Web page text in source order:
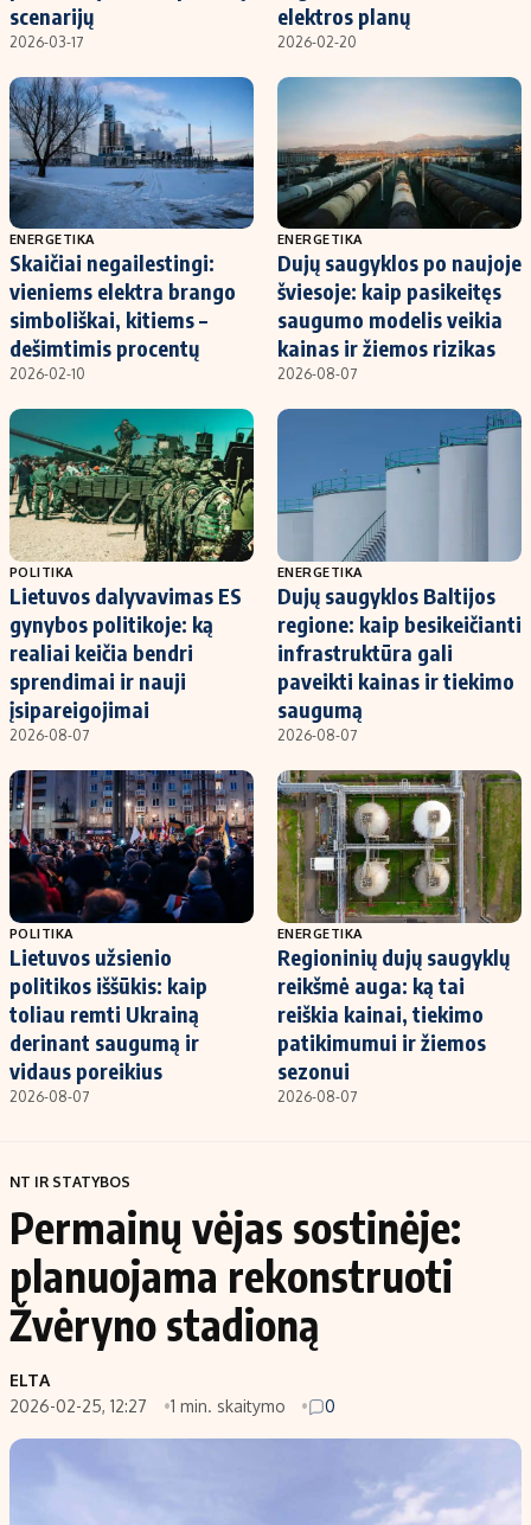
scenarijų
2026-03-17
elektros planų
2026-02-20
ENERGETIKA
Skaičiai negailestingi:
vieniems elektra brango
simboliškai, kitiems –
dešimtimis procentų
2026-02-10
ENERGETIKA
Dujų saugyklos po naujoje
šviesoje: kaip pasikeitęs
saugumo modelis veikia
kainas ir žiemos rizikas
2026-08-07
POLITIKA
Lietuvos dalyvavimas ES
gynybos politikoje: ką
realiai keičia bendri
sprendimai ir nauji
įsipareigojimai
2026-08-07
ENERGETIKA
Dujų saugyklos Baltijos
regione: kaip besikeičianti
infrastruktūra gali
paveikti kainas ir tiekimo
saugumą
2026-08-07
POLITIKA
Lietuvos užsienio
politikos iššūkis: kaip
toliau remti Ukrainą
derinant saugumą ir
vidaus poreikius
2026-08-07
ENERGETIKA
Regioninių dujų saugyklų
reikšmė auga: ką tai
reiškia kainai, tiekimo
patikimumui ir žiemos
sezonui
2026-08-07
NT IR STATYBOS
Permainų vėjas sostinėje:
planuojama rekonstruoti
Žvėryno stadioną
ELTA
2026-02-25, 12:27
1 min. skaitymo 0